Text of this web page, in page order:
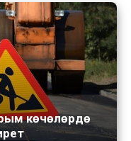
көчөлөрдө